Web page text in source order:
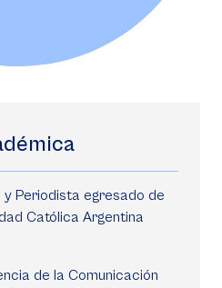
Periodista egresado de
Católica Argentina
de la Comunicación